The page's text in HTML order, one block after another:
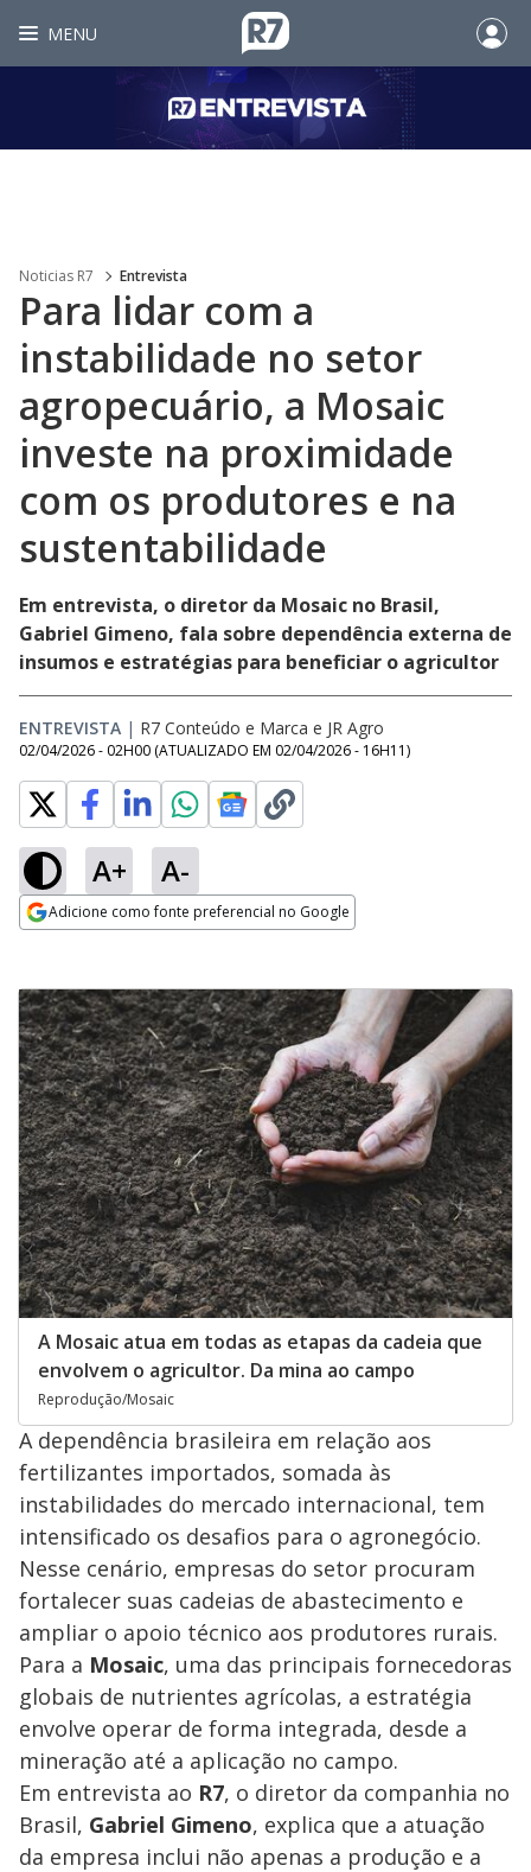
MENU
Noticias R7 Entrevista
Para lidar com a
instabilidade no setor
agropecuário, a Mosaic
investe na proximidade
com os produtores e na
sustentabilidade
Em entrevista, o diretor da Mosaic no Brasil,
Gabriel Gimeno, fala sobre dependência externa de
insumos e estratégias para beneficiar o agricultor
ENTREVISTA | R7 Conteúdo e Marca e JR Agro
02/04/2026 - 02H00 (ATUALIZADO EM 02/04/2026 - 16H11)
A+ A-
Adicione como fonte preferencial no Google
A Mosaic atua em todas as etapas da cadeia que
envolvem o agricultor. Da mina ao campo
Reprodução/Mosaic
A dependência brasileira em relação aos
fertilizantes importados, somada às
instabilidades do mercado internacional, tem
intensificado os desafios para o agronegócio.
Nesse cenário, empresas do setor procuram
fortalecer suas cadeias de abastecimento e
ampliar o apoio técnico aos produtores rurais.
Para a Mosaic, uma das principais fornecedoras
globais de nutrientes agrícolas, a estratégia
envolve operar de forma integrada, desde a
mineração até a aplicação no campo.
Em entrevista ao R7, o diretor da companhia no
Brasil, Gabriel Gimeno, explica que a atuação
da empresa inclui não apenas a produção e a